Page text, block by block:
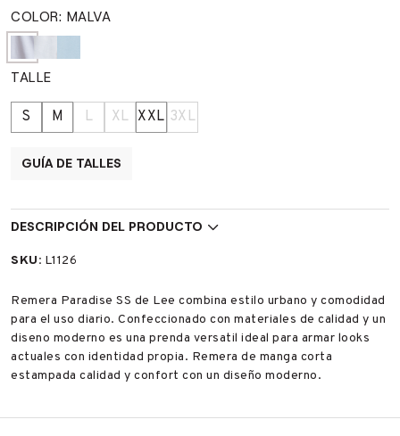
COLOR: MALVA
TALLE
S M L XL XXL 3XL
GUÍA DE TALLES
DESCRIPCIÓN DEL PRODUCTO
SKU: L1126
Remera Paradise SS de Lee combina estilo urbano y comodidad
para el uso diario. Confeccionado con materiales de calidad y un
diseno moderno es una prenda versatil ideal para armar looks
actuales con identidad propia. Remera de manga corta
estampada calidad y confort con un diseño moderno.